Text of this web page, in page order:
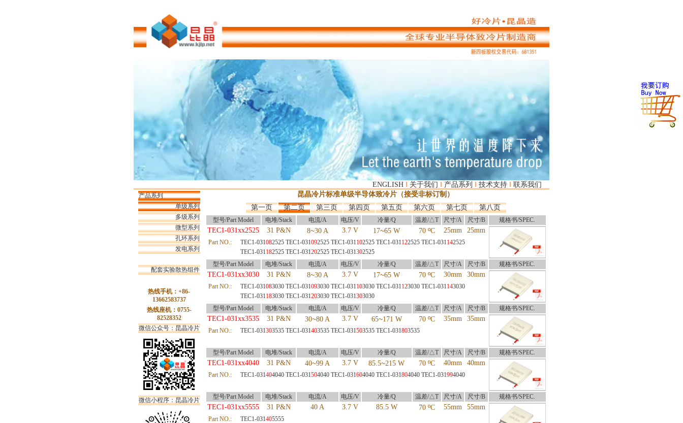
ENGLISH I 关于我们 I 产品系列 I 技术支持 I 联系我们
产品系列
单级系列
多级系列
微型系列
孔环系列
发电系列
配套实验散热组件
热线手机：+86-
13662583737
热线座机：0755-
82528352
微信公众号：昆晶冷片
微信小程序：昆晶冷片
昆晶冷片标准单级半导体致冷片（接受非标订制）
第一页
第二页 第三页 第四页 第五页 第六页 第七页 第八页
型号/Part Model 电堆/Stack 电流/A 电压/V 冷量/Q 温差/△T 尺寸/A 尺寸/B 规格书/SPEC.
TEC1-031xx2525 31 P&N 8~30 A 3.7 V 17~65 W 70 ºC 25mm 25mm
Part NO.: TEC1-031082525 TEC1-031092525 TEC1-031102525 TEC1-031122525 TEC1-031142525
TEC1-031182525 TEC1-031202525 TEC1-031302525
型号/Part Model
电堆/Stack 电流/A 电压/V 冷量/Q 温差/△T 尺寸/A 尺寸/B 规格书/SPEC.
TEC1-031xx3030 31 P&N 8~30 A 3.7 V 17~65 W 70 ºC 30mm 30mm
Part NO.: TEC1-031083030 TEC1-031093030 TEC1-031103030 TEC1-031123030 TEC1-031143030
TEC1-031183030 TEC1-031203030 TEC1-031303030
型号/Part Model
电堆/Stack 电流/A 电压/V 冷量/Q 温差/△T 尺寸/A 尺寸/B 规格书/SPEC.
TEC1-031xx3535 31 P&N 30~80 A 3.7 V 65~171 W 70 ºC 35mm 35mm
Part NO.: TEC1-031303535 TEC1-031403535 TEC1-031503535 TEC1-031803535
型号/Part Model 电堆/Stack 电流/A 电压/V 冷量/Q 温差/△T 尺寸/A 尺寸/B 规格书/SPEC.
TEC1-031xx4040 31 P&N 40~99 A 3.7 V 85.5~215 W 70 ºC 40mm 40mm
Part NO.: TEC1-031404040 TEC1-031504040 TEC1-031604040 TEC1-031804040 TEC1-031994040
型号/Part Model 电堆/Stack 电流/A 电压/V 冷量/Q 温差/△T 尺寸/A 尺寸/B 规格书/SPEC.
TEC1-031xx5555 31 P&N 40 A 3.7 V 85.5 W 70 ºC 55mm 55mm
Part NO.: TEC1-031405555